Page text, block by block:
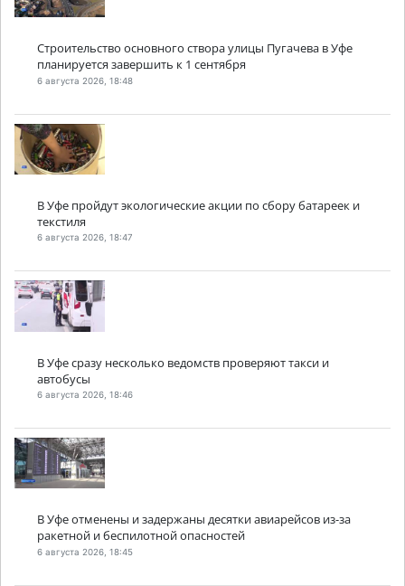
Строительство основного створа улицы Пугачева в Уфе
планируется завершить к 1 сентября
6 августа 2026, 18:48
В Уфе пройдут экологические акции по сбору батареек и
текстиля
6 августа 2026, 18:47
В Уфе сразу несколько ведомств проверяют такси и
автобусы
6 августа 2026, 18:46
В Уфе отменены и задержаны десятки авиарейсов из-за
ракетной и беспилотной опасностей
6 августа 2026, 18:45